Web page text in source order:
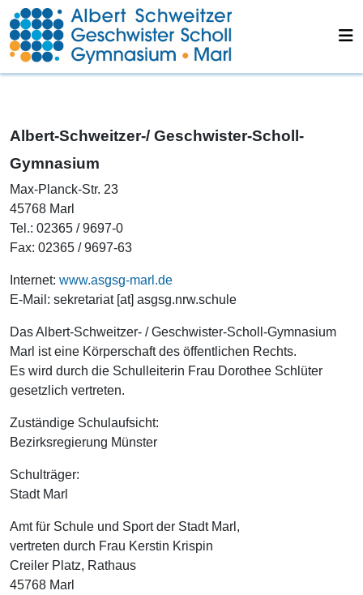
Albert-Schweitzer-/ Geschwister-Scholl-
Gymnasium
Max-Planck-Str. 23
45768 Marl
Tel.: 02365 / 9697-0
Fax: 02365 / 9697-63
Internet: www.asgsg-marl.de
E-Mail: sekretariat [at] asgsg.nrw.schule
Das Albert-Schweitzer- / Geschwister-Scholl-Gymnasium
Marl ist eine Körperschaft des öffentlichen Rechts.
Es wird durch die Schulleiterin Frau Dorothee Schlüter
gesetzlich vertreten.
Zuständige Schulaufsicht:
Bezirksregierung Münster
Schulträger:
Stadt Marl
Amt für Schule und Sport der Stadt Marl,
vertreten durch Frau Kerstin Krispin
Creiler Platz, Rathaus
45768 Marl